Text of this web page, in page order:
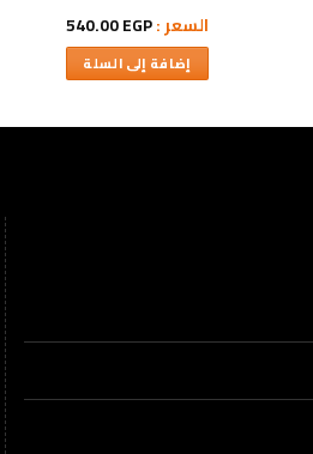
السعر :
540.00EGP
إضافة إلى السلة